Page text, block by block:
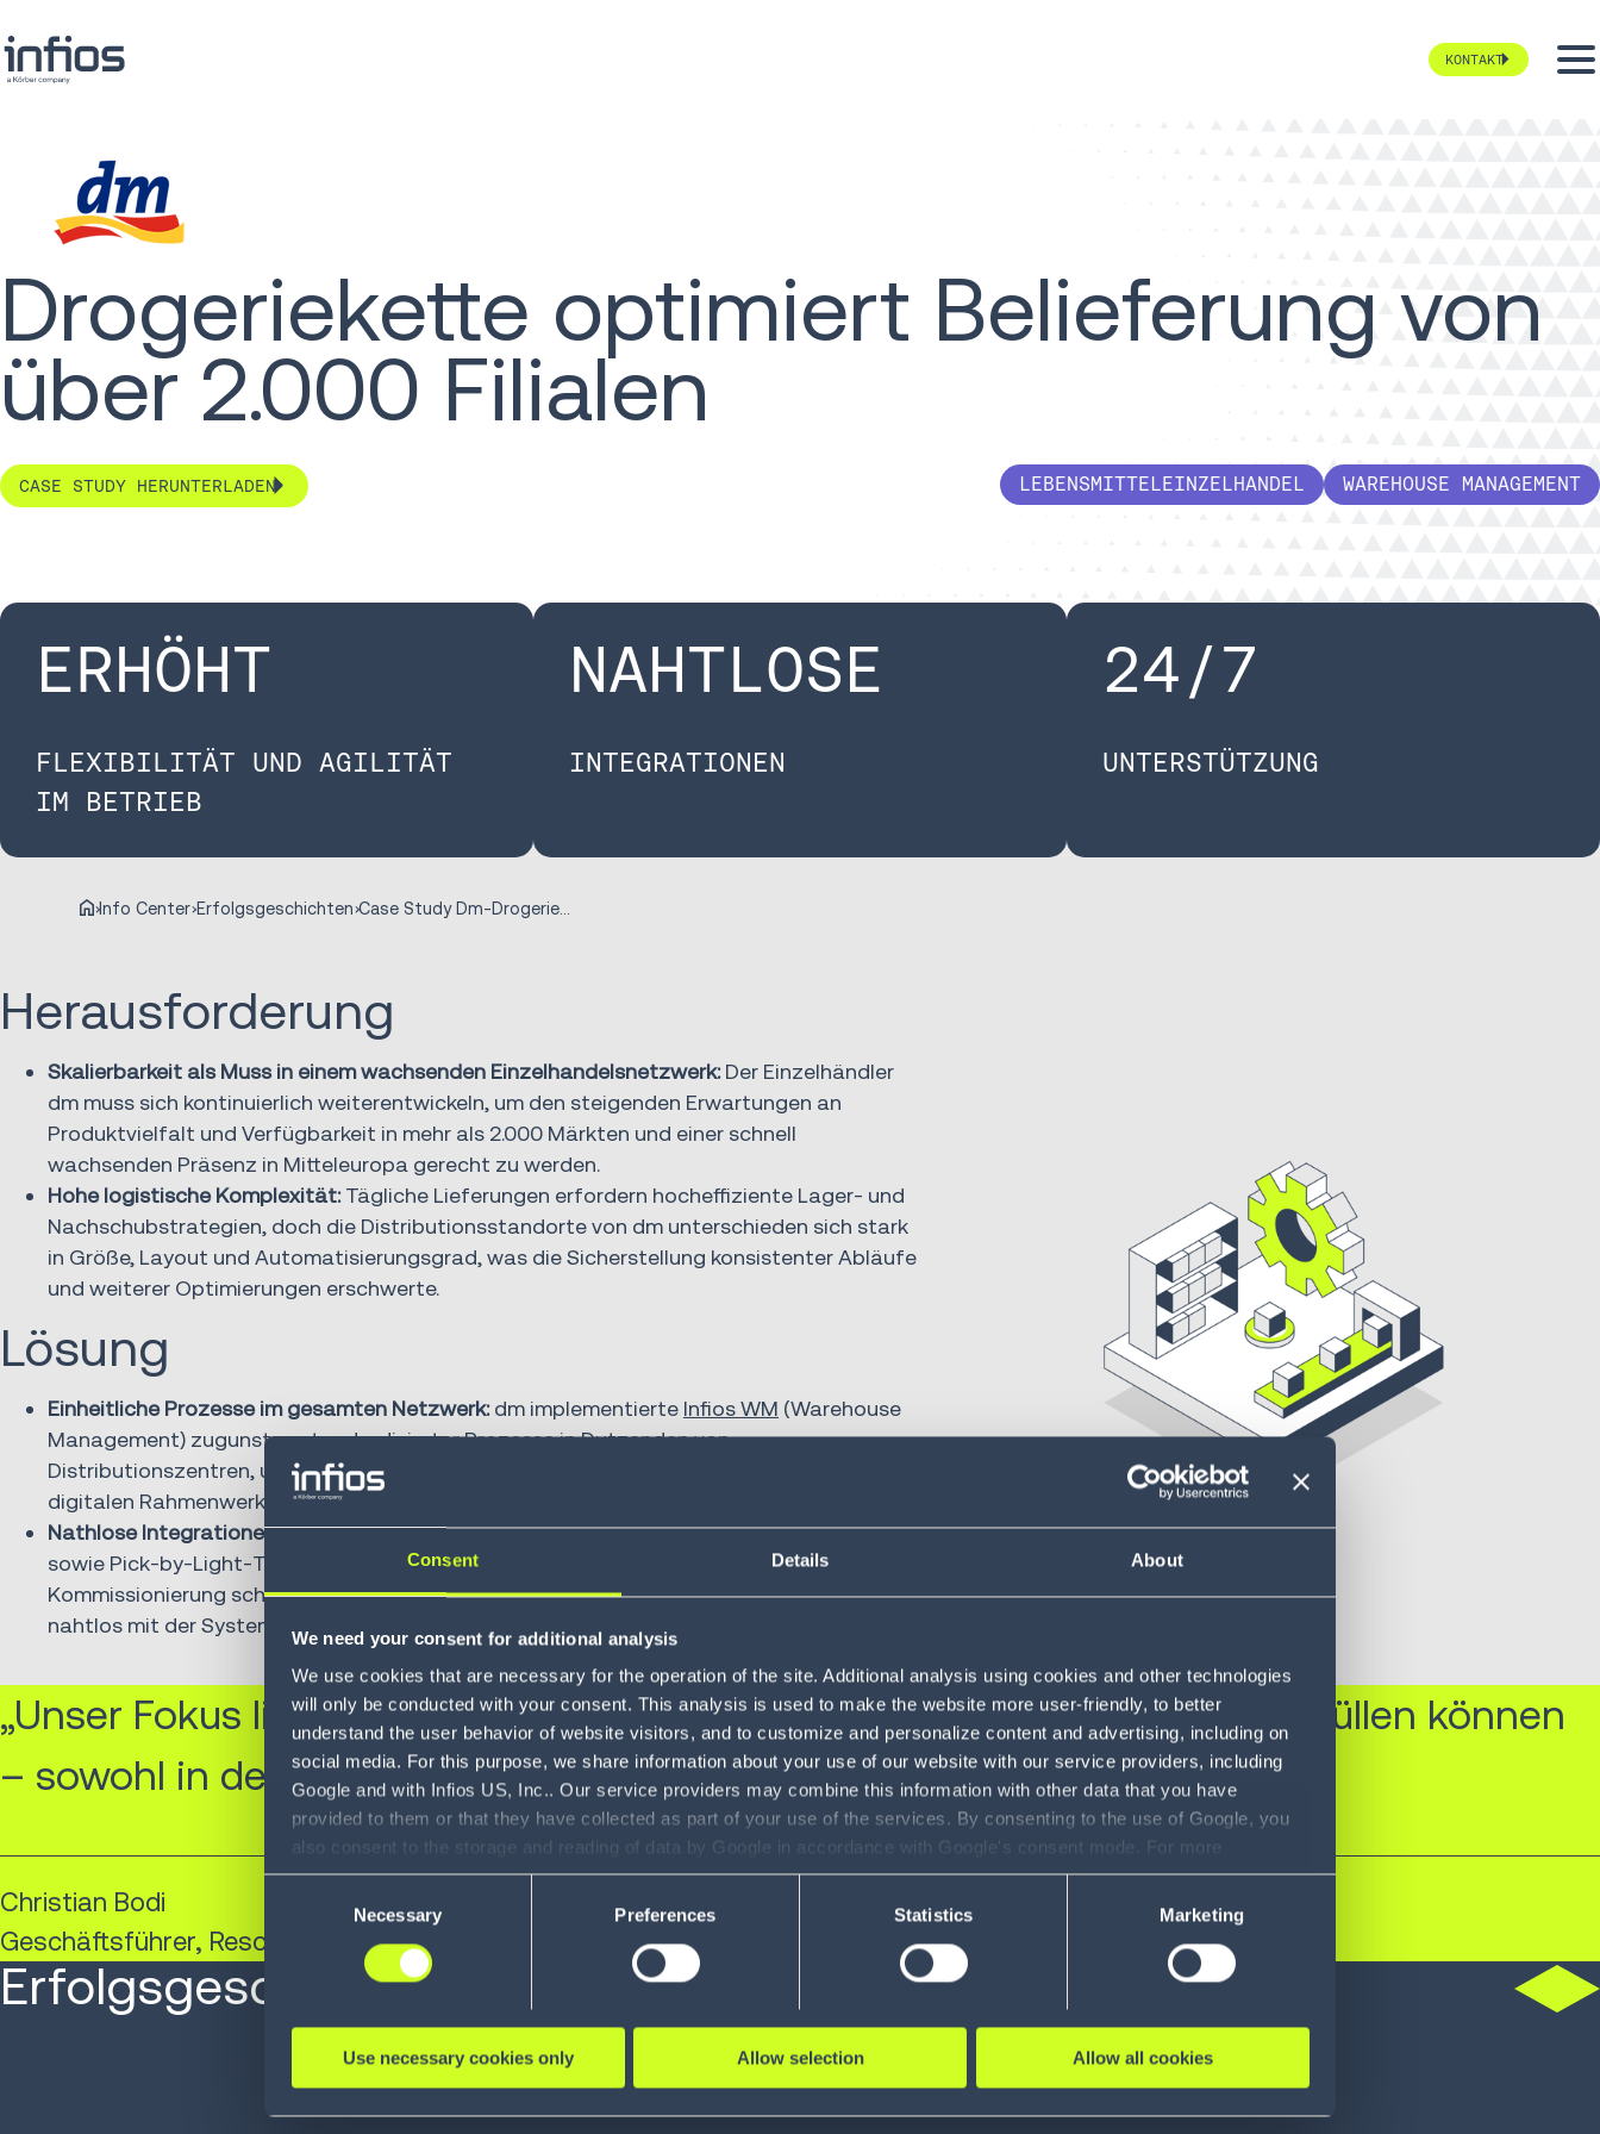
Consent Details About
We need your consent for additional analysis
We use cookies that are necessary for the operation of the site. Additional analysis using cookies and other technologies
will only be conducted with your consent. This analysis is used to make the website more user-friendly, to better
understand the user behavior of website visitors, and to customize and personalize content and advertising, including on
social media. For this purpose, we share information about your use of our website with our service providers, including
Google and with Infios US, Inc.. Our service providers may combine this information with other data that you have
provided to them or that they have collected as part of your use of the services. By consenting to the use of Google, you
also consent to the storage and reading of data by Google in accordance with Google's consent mode. For more
information, including the ability to revoke your consent and the service providers we use, please refer to our Privacy
see Privacy Policy
Necessary Preferences Statistics Marketing
Use necessary cookies only Allow selection Allow all cookies
KONTAKT
Drogeriekette optimiert Belieferung von
über 2.000 Filialen
CASE STUDY HERUNTERLADEN LEBENSMITTELEINZELHANDEL WAREHOUSE MANAGEMENT
ERHÖHT
FLEXIBILITÄT UND AGILITÄT
IM BETRIEB
NAHTLOSE
INTEGRATIONEN
24/7
UNTERSTÜTZUNG
Info Center Erfolgsgeschichten
Herausforderung
Skalierbarkeit als Muss in einem wachsenden Einzelhandelsnetzwerk:Der Einzelhändler
dm muss sich kontinuierlich weiterentwickeln, um den steigenden Erwartungen an
Produktvielfalt und Verfügbarkeit in mehr als 2.000 Märkten und einer schnell
wachsenden Präsenz in Mitteleuropa gerecht zu werden.
Hohe logistische Komplexität:Tägliche Lieferungen erfordern hocheffiziente Lager- und
Nachschubstrategien, doch die Distributionsstandorte von dm unterschieden sich stark
in Größe, Layout und Automatisierungsgrad, was die Sicherstellung konsistenter Abläufe
und weiterer Optimierungen erschwerte.
Lösung
Einheitliche Prozesse im gesamten Netzwerk:dm implementierte Infios WM (Warehouse
Management) zugunsten standardisierter Prozesse in Dutzenden von
Distributionszentren, um Systeme, Daten und Arbeitsabläufe in einem einheitlichen
digitalen Rahmenwerk zusammenzuführen.
Nathlose Integrationen:Durch umfassende Datenbank‑, RF‑ und ERP‑Integrationen
sowie Pick‑by‑Light‑Technologie am Standort Waghäusel konnte dm die
Kommissionierung schneller und präziser gestalten und die Teams dabei unterstützen,
nahtlos mit der Systemintelligenz zusammenzuarbeiten.
„Unser Fokus liegt vor allem darauf, wie wir vielfältige Anforderungen erfüllen können
– sowohl in den Distributionszentren als auch in unseren dm-Filialen.“
Christian Bodi​
Geschäftsführer, Resort Supply Chain, dm
Erfolgsgeschichten unserer Kunden im Mittelpunkt